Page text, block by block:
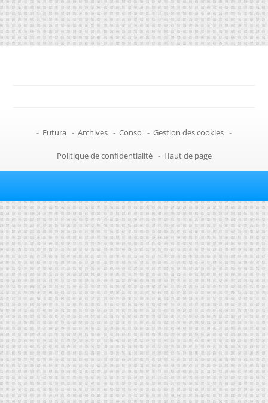
- Futura - Archives - Conso - Gestion des cookies -
Politique de confidentialité - Haut de page